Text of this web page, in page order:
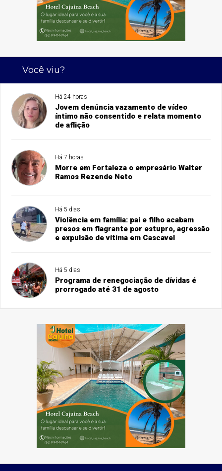
Você viu?
Há 24 horas
Jovem denúncia vazamento de vídeo
íntimo não consentido e relata momento
de aflição
Há 7 horas
Morre em Fortaleza o empresário Walter
Ramos Rezende Neto
Há 5 dias
Violência em família: pai e filho acabam
presos em flagrante por estupro, agressão
e expulsão de vítima em Cascavel
Há 5 dias
Programa de renegociação de dívidas é
prorrogado até 31 de agosto